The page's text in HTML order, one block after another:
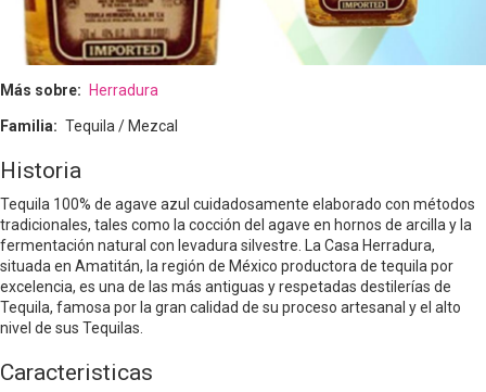
Más sobre Herradura
Familia Tequila / Mezcal
Historia
Tequila 100% de agave azul cuidadosamente elaborado con métodos
tradicionales, tales como la cocción del agave en hornos de arcilla y la
fermentación natural con levadura silvestre. La Casa Herradura,
situada en Amatitán, la región de México productora de tequila por
excelencia, es una de las más antiguas y respetadas destilerías de
Tequila, famosa por la gran calidad de su proceso artesanal y el alto
nivel de sus Tequilas.
Caracteristicas